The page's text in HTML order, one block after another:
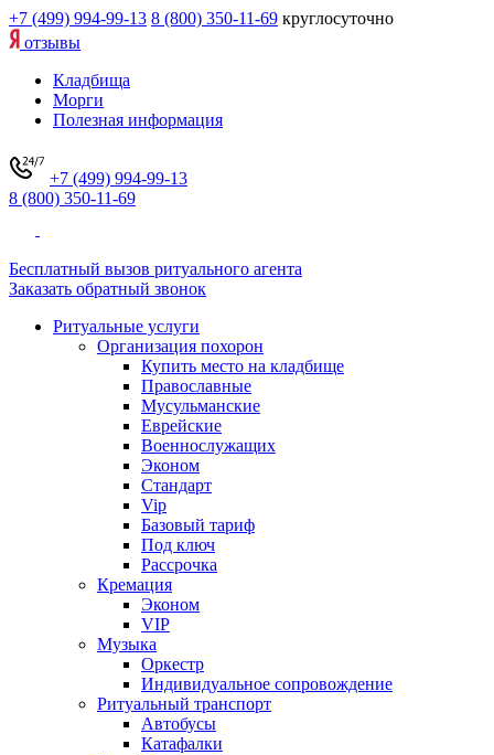
+7 (499) 994-99-13 8 (800) 350-11-69 круглосуточно
отзывы
Кладбища
Морги
Полезная информация
+7 (499) 994-99-13
8 (800) 350-11-69
Бесплатный вызов ритуального агента
Заказать обратный звонок
Ритуальные услуги
Организация похорон
Купить место на кладбище
Православные
Мусульманские
Еврейские
Военнослужащих
Эконом
Стандарт
Vip
Базовый тариф
Под ключ
Рассрочка
Кремация
Эконом
VIP
Музыка
Оркестр
Индивидуальное сопровождение
Ритуальный транспорт
Автобусы
Катафалки